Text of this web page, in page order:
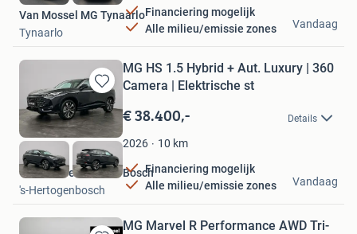
Financiering mogelijk
Alle milieu/emissie zones
Van Mossel MG Tynaarlo
Tynaarlo
Vandaag
Bewaren
in
Mijn
Favorieten
MG HS 1.5 Hybrid + Aut. Luxury | 360
Camera | Elektrische st
€ 38.400,- Details
2026 10 km
Financiering mogelijk
Alle milieu/emissie zones
Van Mossel MG Den Bosch
's-Hertogenbosch
Vandaag
MG Marvel R Performance AWD Tri-